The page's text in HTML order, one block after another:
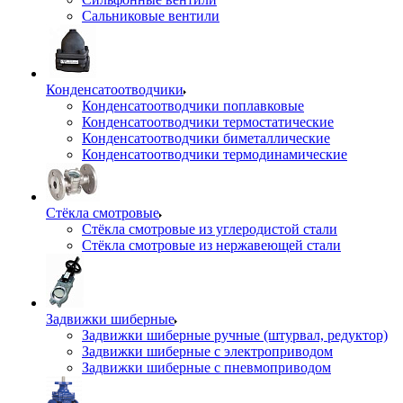
Сальниковые вентили
Конденсатоотводчики
Конденсатоотводчики поплавковые
Конденсатоотводчики термостатические
Конденсатоотводчики биметаллические
Конденсатоотводчики термодинамические
Стёкла смотровые
Стёкла смотровые из углеродистой стали
Стёкла смотровые из нержавеющей стали
Задвижки шиберные
Задвижки шиберные ручные (штурвал, редуктор)
Задвижки шиберные с электроприводом
Задвижки шиберные с пневмоприводом